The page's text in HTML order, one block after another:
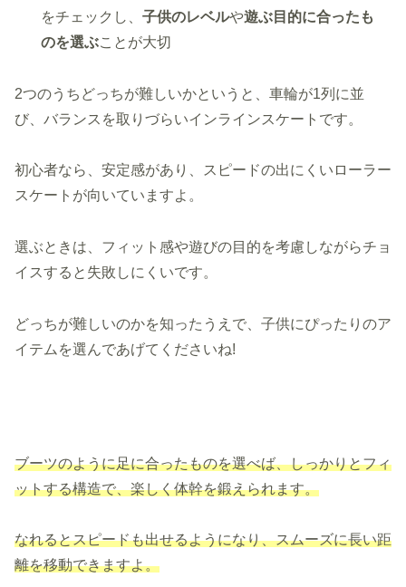
をチェックし、子供のレベルや遊ぶ目的に合ったも
のを選ぶことが大切
2つのうちどっちが難しいかというと、車輪が1列に並
び、バランスを取りづらいインラインスケートです。
初心者なら、安定感があり、スピードの出にくいローラー
スケートが向いていますよ。
選ぶときは、フィット感や遊びの目的を考慮しながらチョ
イスすると失敗しにくいです。
どっちが難しいのかを知ったうえで、子供にぴったりのア
イテムを選んであげてくださいね!
ブーツのように足に合ったものを選べば、しっかりとフィ
ットする構造で、楽しく体幹を鍛えられます。
なれるとスピードも出せるようになり、スムーズに長い距
離を移動できますよ。